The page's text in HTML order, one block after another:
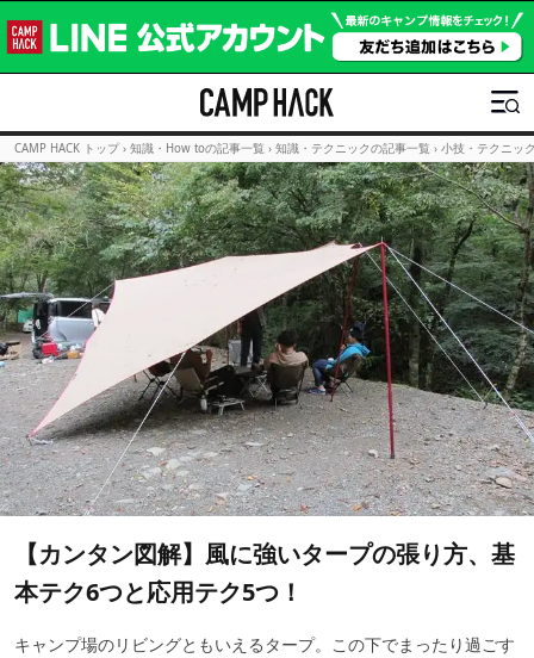
CAMP HACK トップ › 知識・How toの記事一覧 › 知識・テクニックの記事一覧 › 小技・テクニッ
【カンタン図解】風に強いタープの張り方、基
本テク6つと応用テク5つ！
キャンプ場のリビングともいえるタープ。この下でまったり過ごす